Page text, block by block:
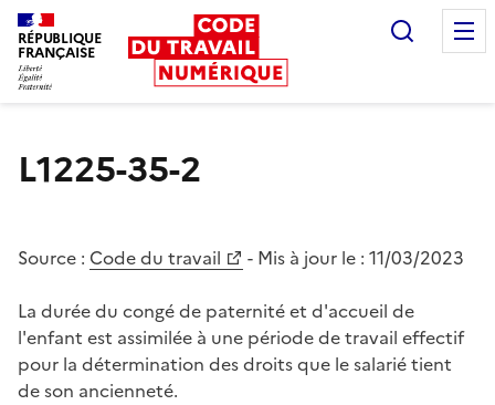
RÉPUBLIQUE
FRANÇAISE
L1225-35-2
Source : Code du travail - Mis à jour le : 11/03/2023
La durée du congé de paternité et d'accueil de
l'enfant est assimilée à une période de travail effectif
pour la détermination des droits que le salarié tient
de son ancienneté.